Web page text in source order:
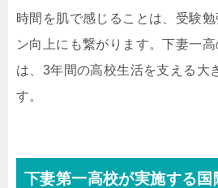
時間を肌で感じることは、受験
ン向上にも繋がります。下妻一
は、3年間の高校生活を支える大
す。
下妻第一高校が実施する国